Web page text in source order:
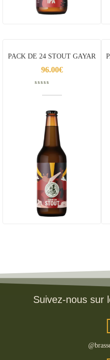
PACK DE 24 STOUT GAYAR
96.00€
Suivez-nous sur